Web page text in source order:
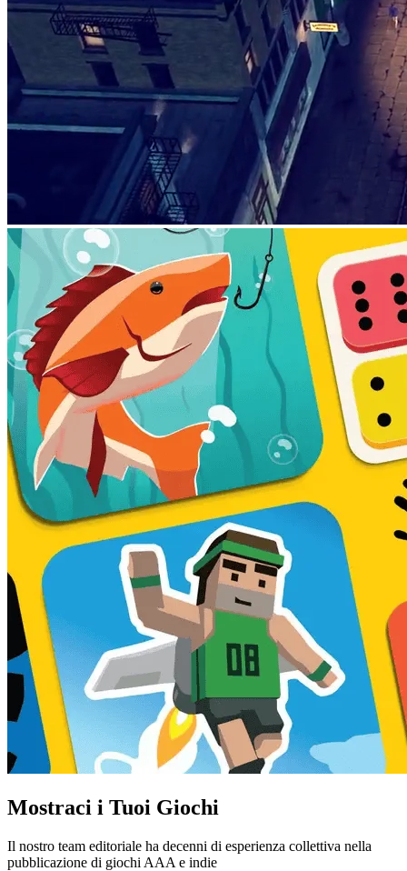
Mostraci i Tuoi Giochi
Il nostro team editoriale ha decenni di esperienza collettiva nella
pubblicazione di giochi AAA e indie